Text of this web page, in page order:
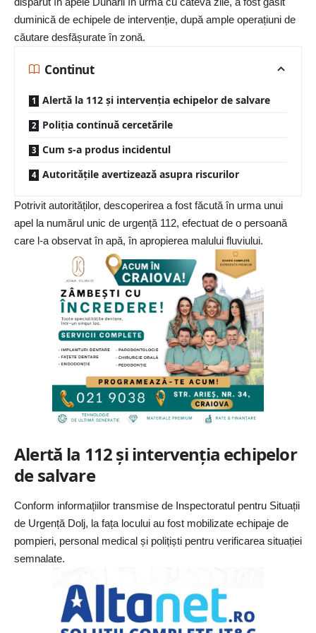
duminică de echipele de intervenție, după ample operațiuni de
căutare desfășurate în zonă.
Continut
Alertă la 112 și intervenția echipelor de salvare
Poliția continuă cercetările
Cum s-a produs incidentul
Autoritățile avertizează asupra riscurilor
Potrivit autorităților, descoperirea a fost făcută în urma unui
apel la numărul unic de urgență 112, efectuat de o persoană
care l-a observat în apă, în apropierea malului fluviului.
Alertă la 112 și intervenția echipelor
de salvare
Conform informațiilor transmise de Inspectoratul pentru Situații
de Urgență Dolj, la fața locului au fost mobilizate echipaje de
pompieri, personal medical și polițiști pentru verificarea situației
semnalate.